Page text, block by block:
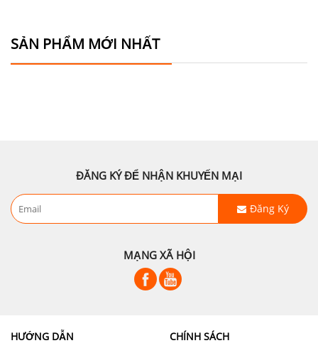
SẢN PHẨM MỚI NHẤT
ĐĂNG KÝ ĐỂ NHẬN KHUYẾN MẠI
Đăng Ký
MẠNG XÃ HỘI
HƯỚNG DẪN
CHÍNH SÁCH